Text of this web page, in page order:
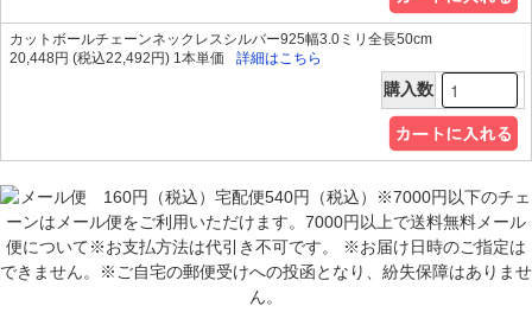
カットボールチェーンネックレスシルバー925幅3.0ミリ全長50cm
20,448円 (税込22,492円) 1本単価
詳細はこちら
購入数